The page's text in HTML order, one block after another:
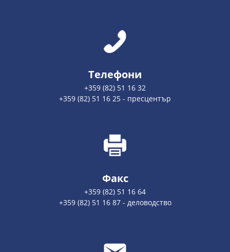
Телефони
+359 (82) 51 16 32
+359 (82) 51 16 25 - пресцентър
Факс
+359 (82) 51 16 64
+359 (82) 51 16 87 - деловодство